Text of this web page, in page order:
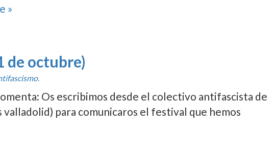
»
de octubre)
.
Os escribimos desde el colectivo antifascista de
valladolid) para comunicaros el festival que hemos